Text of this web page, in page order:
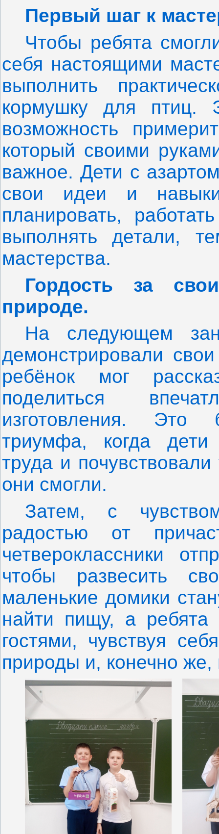
Первый шаг к
Чтобы ребята
себя настоящими
выполнить
кормушку для птиц.
возможность
который своими
важное. Дети с
свои идеи и
планировать,
выполнять детали,
мастерства.
Гордость за
природе.
На следующем
демонстрировали
ребёнок мог
поделиться
изготовления.
триумфа, когда дети
труда и
они смогли.
Затем, с
радостью от
четвероклассники
чтобы развесить
маленькие домики
найти пищу, а
гостями, чувствуя
природы и, конечно